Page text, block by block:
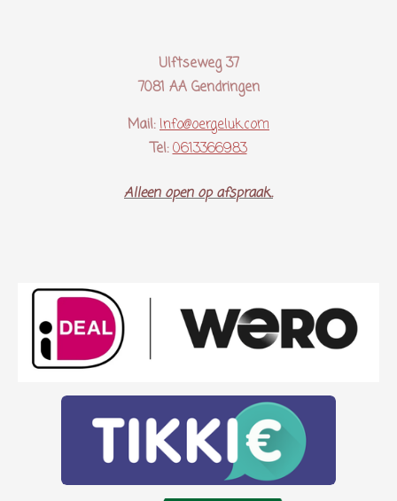
Ulftseweg 37
7081 AA Gendringen
Mail: Info@oergeluk.com
Tel: 0613366983
Alleen open op afspraak..